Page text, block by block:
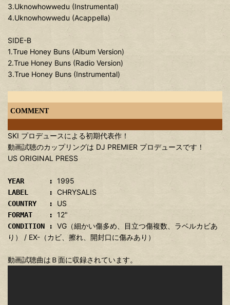
3.Uknowhowwedu (Instrumental)
4.Uknowhowwedu (Acappella)
SIDE-B
1.True Honey Buns (Album Version)
2.True Honey Buns (Radio Version)
3.True Honey Buns (Instrumental)
COMMENT
SKI プロデュースによる初期代表作！
動画試聴のカップリングは DJ PREMIER プロデュースです！
US ORIGINAL PRESS
YEAR : 1995
LABEL : CHRYSALIS
COUNTRY : US
FORMAT : 12"
CONDITION : VG（細かい傷多め、目立つ傷複数、ラベルカビあ
り） / EX-（カビ、擦れ、開封口に傷みあり）
動画試聴曲はＢ面に収録されています。